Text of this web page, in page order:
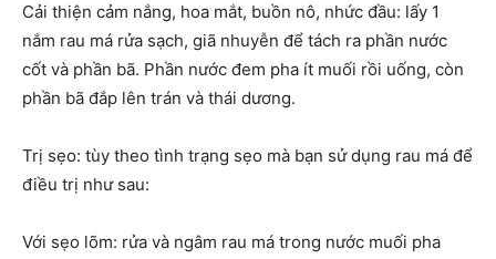
Cải thiện cảm nắng, hoa mắt, buồn nô, nhức đầu: lấy 1
nắm rau má rửa sạch, giã nhuyễn để tách ra phần nước
cốt và phần bã. Phần nước đem pha ít muối rồi uống, còn
phần bã đắp lên trán và thái dương.
Trị sẹo: tùy theo tình trạng sẹo mà bạn sử dụng rau má để
điều trị như sau:
Với sẹo lõm: rửa và ngâm rau má trong nước muối pha